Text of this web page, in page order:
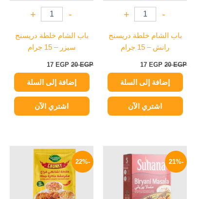
-
+
باب الشام خلطة دريسنج
رانش – 15 جرام
20EGP
17 EGP
إضافة إلى السلة
اشتري الآن
-
+
باب الشام خلطة دريسنج
سيزر – 15 جرام
20EGP
17 EGP
إضافة إلى السلة
اشتري الآن
-21%
الأصلي
هو:
240 EGP.
الحالي
هو:
190 EGP.
-22%
السعر
الأصلي
هو:
45 EGP.
السعر
هو:
35 EGP.